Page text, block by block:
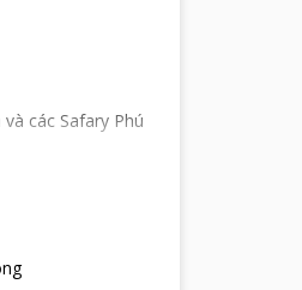
các Safary Phú
trường của khu
cả hứa hẹn